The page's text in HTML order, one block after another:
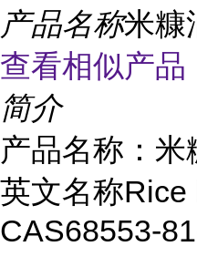
产品名称米糠
查看相似产
简介
产品名称：米
英文名称Rice
CAS68553-